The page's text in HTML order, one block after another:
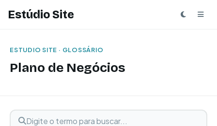
Estúdio Site
ESTUDIO SITE · GLOSSÁRIO
Plano de Negócios
Buscar termo
Digite o termo para buscar